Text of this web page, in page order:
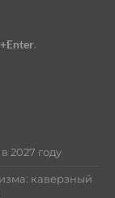
.
2027 году
каверзный